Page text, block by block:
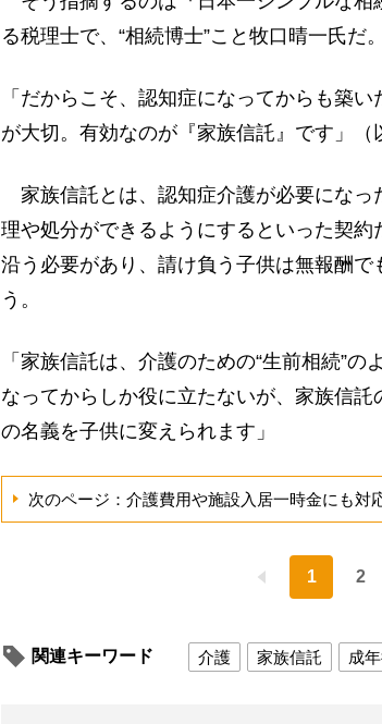
る税理士で、“相続博士”こと牧口晴一氏だ。
「だからこそ、認知症になってからも築
が大切。有効なのが『家族信託』です」
家族信託とは、認知症介護が必要になっ
理や処分ができるようにするといった契
沿う必要があり、請け負う子供は無報酬
う。
「家族信託は、介護のための“生前相続”
なってからしか役に立たないが、家族信
の名義を子供に変えられます」
次のページ：介護費用や施設入居一時金にも対
1 2
関連キーワード 介護 家族信託 成